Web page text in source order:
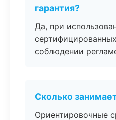
гарантия?
Да, при
соблюдении
Сколько
Ориентировочные